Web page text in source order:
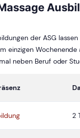
der ASG
einzigen Wochenende
neben Beruf oder
2